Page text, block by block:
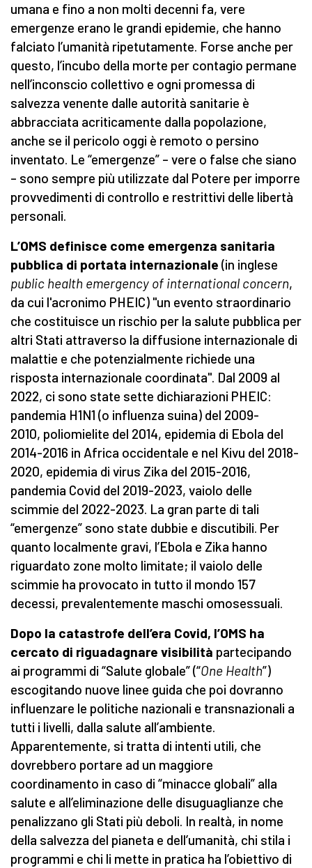
umana e fino a non molti decenni fa, vere
emergenze erano le grandi epidemie, che hanno
falciato l’umanità ripetutamente. Forse anche per
questo, l’incubo della morte per contagio permane
nell’inconscio collettivo e ogni promessa di
salvezza venente dalle autorità sanitarie è
abbracciata acriticamente dalla popolazione,
anche se il pericolo oggi è remoto o persino
inventato. Le “emergenze” – vere o false che siano
– sono sempre più utilizzate dal Potere per imporre
provvedimenti di controllo e restrittivi delle libertà
personali.
L’OMS definisce come emergenza sanitaria
pubblica di portata internazionale (in inglese
public health emergency of international concern,
da cui l'acronimo PHEIC) "un evento straordinario
che costituisce un rischio per la salute pubblica per
altri Stati attraverso la diffusione internazionale di
malattie e che potenzialmente richiede una
risposta internazionale coordinata". Dal 2009 al
2022, ci sono state sette dichiarazioni PHEIC:
pandemia H1N1 (o influenza suina) del 2009-
2010, poliomielite del 2014, epidemia di Ebola del
2014-2016 in Africa occidentale e nel Kivu del 2018-
2020, epidemia di virus Zika del 2015-2016,
pandemia Covid del 2019-2023, vaiolo delle
scimmie del 2022-2023. La gran parte di tali
“emergenze” sono state dubbie e discutibili. Per
quanto localmente gravi, l’Ebola e Zika hanno
riguardato zone molto limitate; il vaiolo delle
scimmie ha provocato in tutto il mondo 157
decessi, prevalentemente maschi omosessuali.
Dopo la catastrofe dell’era Covid, l’OMS ha
cercato di riguadagnare visibilità partecipando
ai programmi di “Salute globale” (“One Health”)
escogitando nuove linee guida che poi dovranno
influenzare le politiche nazionali e transnazionali a
tutti i livelli, dalla salute all’ambiente.
Apparentemente, si tratta di intenti utili, che
dovrebbero portare ad un maggiore
coordinamento in caso di “minacce globali” alla
salute e all’eliminazione delle disuguaglianze che
penalizzano gli Stati più deboli. In realtà, in nome
della salvezza del pianeta e dell’umanità, chi stila i
programmi e chi li mette in pratica ha l’obiettivo di